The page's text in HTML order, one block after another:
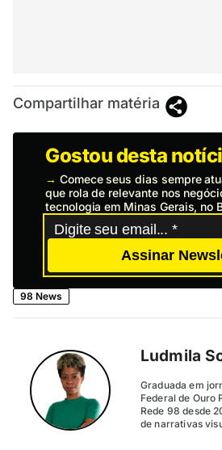
Compartilhar matéria
Gostou desta
→ Comece seus dias sempre
que rola de relevante nos
tecnologia em Minas Gerais, no
Assinar
98 News
Ludmila
Graduada em
Federal de Ouro
Rede 98 desde
de narrativas